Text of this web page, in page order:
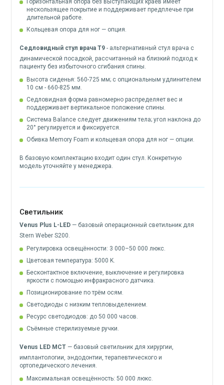
Горизонтальная опора без выступающих краев имеет
нескользящее покрытие и поддерживает предплечье при
длительной работе.
Кольцевая опора для ног — опция.
Седловидный стул врача Т9 - альтернативный стул врача с
динамической посадкой, рассчитанный на близкий подход к
пациенту без избыточного сгибания спины.
Высота сиденья: 560-725 мм; с опциональным удлинителем
10 см - 660-825 мм.
Седловидная форма равномерно распределяет вес и
поддерживает вертикальное положение спины.
Система Balance следует движениям тела; угол наклона до
20° регулируется и фиксируется.
Обивка Memory Foam и кольцевая опора для ног — опции.
В базовую комплектацию входит один стул. Конкретную
модель уточняйте у менеджера.
Светильник
Venus Plus L-LED — базовый операционный светильник для
Stern Weber S200.
Регулировка освещённости: 3 000–50 000 люкс.
Цветовая температура: 5000 K.
Бесконтактное включение, выключение и регулировка
яркости с помощью инфракрасного датчика.
Позиционирование по трём осям.
Светодиоды с низким тепловыделением.
Ресурс светодиодов: до 50 000 часов.
Съёмные стерилизуемые ручки.
Venus LED MCT — базовый светильник для хирургии,
имплантологии, эндодонтии, терапевтического и
ортопедического лечения.
Максимальная освещённость: 50 000 люкс.